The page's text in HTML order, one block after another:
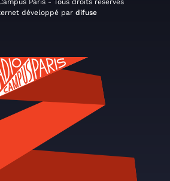
Paris - Tous droits réservés
développé par difuse